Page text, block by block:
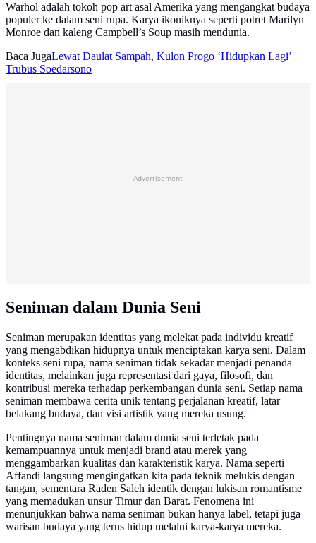
Warhol adalah tokoh pop art asal Amerika yang mengangkat budaya
populer ke dalam seni rupa. Karya ikoniknya seperti potret Marilyn
Monroe dan kaleng Campbell’s Soup masih mendunia.
Baca JugaLewat Daulat Sampah, Kulon Progo ‘Hidupkan Lagi’
Trubus Soedarsono
Advertisement
Seniman dalam Dunia Seni
Seniman merupakan identitas yang melekat pada individu kreatif
yang mengabdikan hidupnya untuk menciptakan karya seni. Dalam
konteks seni rupa, nama seniman tidak sekadar menjadi penanda
identitas, melainkan juga representasi dari gaya, filosofi, dan
kontribusi mereka terhadap perkembangan dunia seni. Setiap nama
seniman membawa cerita unik tentang perjalanan kreatif, latar
belakang budaya, dan visi artistik yang mereka usung.
Pentingnya nama seniman dalam dunia seni terletak pada
kemampuannya untuk menjadi brand atau merek yang
menggambarkan kualitas dan karakteristik karya. Nama seperti
Affandi langsung mengingatkan kita pada teknik melukis dengan
tangan, sementara Raden Saleh identik dengan lukisan romantisme
yang memadukan unsur Timur dan Barat. Fenomena ini
menunjukkan bahwa nama seniman bukan hanya label, tetapi juga
warisan budaya yang terus hidup melalui karya-karya mereka.